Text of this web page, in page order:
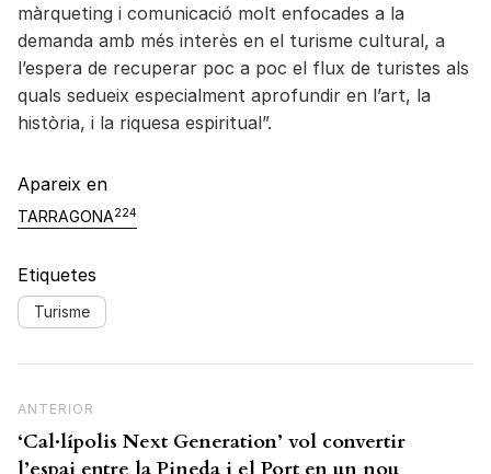
màrqueting i comunicació molt enfocades a la
demanda amb més interès en el turisme cultural, a
l’espera de recuperar poc a poc el flux de turistes als
quals sedueix especialment aprofundir en l’art, la
història, i la riquesa espiritual”.
Apareix en
TARRAGONA224
Etiquetes
Turisme
Previous Post
ANTERIOR
‘Cal·lípolis Next Generation’ vol convertir